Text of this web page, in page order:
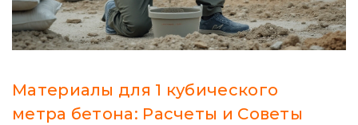
Материалы для 1 кубического
метра бетона: Расчеты и Советы